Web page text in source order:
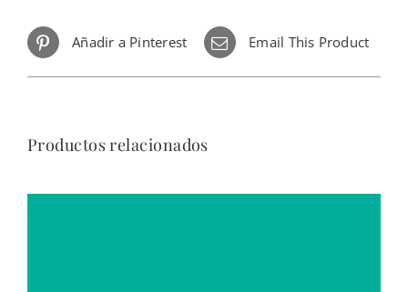
Añadir a Pinterest Email This Product
Productos relacionados